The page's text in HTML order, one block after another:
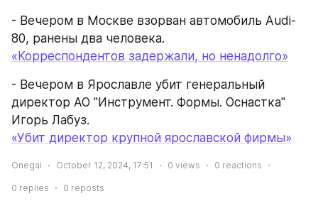
- Вечером в Москве взорван автомобиль Audi-
80, ранены два человека.
«Корреспондентов задержали, но ненадолго»
- Вечером в Ярославле убит генеральный
директор АО "Инструмент. Формы. Оснастка"
Игорь Лабуз.
«Убит директор крупной ярославской фирмы»
Onegai October 12, 2024, 17:51 0 views 0 reactions
0 replies 0 reposts